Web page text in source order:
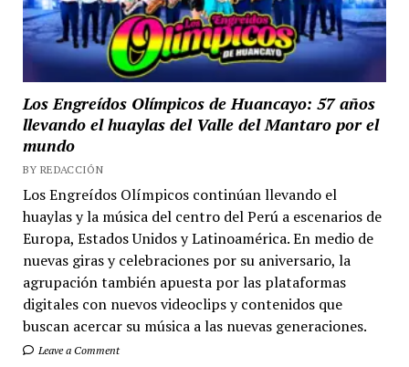
Los Engreídos Olímpicos de Huancayo: 57 años
llevando el huaylas del Valle del Mantaro por el
mundo
BY REDACCIÓN
Los Engreídos Olímpicos continúan llevando el
huaylas y la música del centro del Perú a escenarios de
Europa, Estados Unidos y Latinoamérica. En medio de
nuevas giras y celebraciones por su aniversario, la
agrupación también apuesta por las plataformas
digitales con nuevos videoclips y contenidos que
buscan acercar su música a las nuevas generaciones.
Leave a Comment